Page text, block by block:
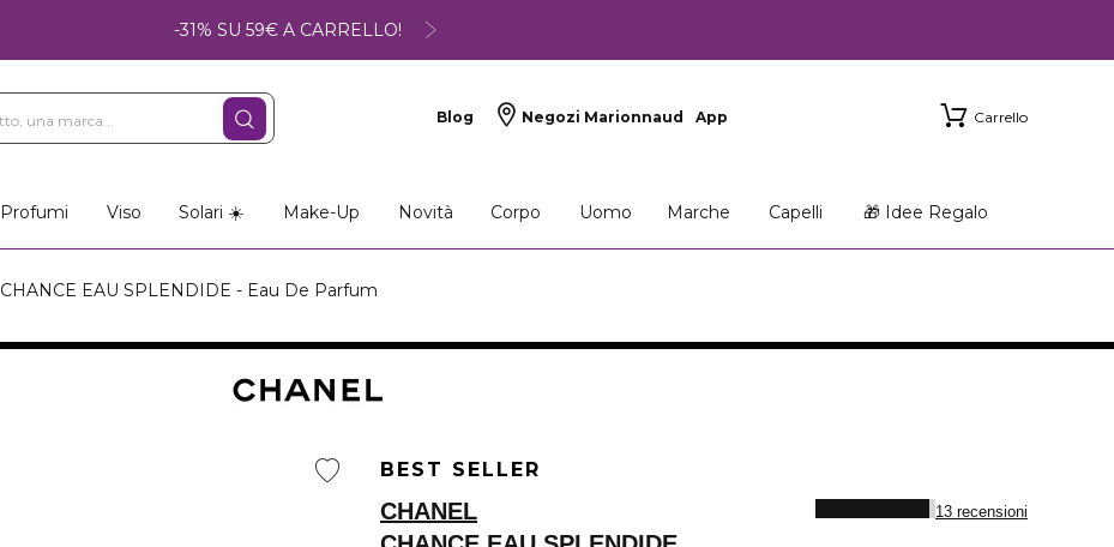
-31% SU 59€ A CARRELLO!
Blog Negozi Marionnaud App Carrello
Profumi Viso Solari ☀️ Make-Up Novità Corpo Uomo Marche Capelli 🎁 Idee Regalo
CHANCE EAU SPLENDIDE - Eau De Parfum
BEST SELLER
CHANEL
13 recensioni